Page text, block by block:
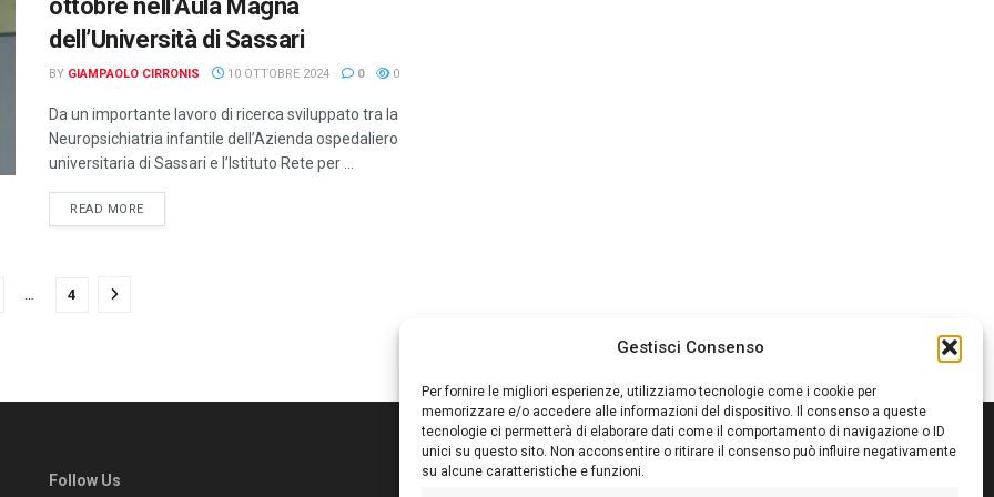
Gestisci Consenso
Per fornire le migliori esperienze, utilizziamo tecnologie come i cookie per
memorizzare e/o accedere alle informazioni del dispositivo. Il consenso a queste
tecnologie ci permetterà di elaborare dati come il comportamento di navigazione o ID
unici su questo sito. Non acconsentire o ritirare il consenso può influire negativamente
su alcune caratteristiche e funzioni.
ottobre nell’Aula Magna
dell’Università di Sassari
BY GIAMPAOLO CIRRONIS 10 OTTOBRE 2024 0 0
Da un importante lavoro di ricerca sviluppato tra la
Neuropsichiatria infantile dell’Azienda ospedaliero
universitaria di Sassari e l’Istituto Rete per ...
READ MOREDETAILS
4
Follow Us Editore:Giampaolo Cirronis Ditta individuale